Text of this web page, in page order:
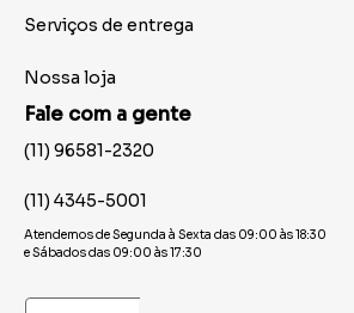
Serviços de entrega
Nossa loja
Fale com a gente
(11) 96581-2320
(11) 4345-5001
Atendemos de Segunda à Sexta das 09:00 às 18:30
e Sábados das 09:00 às 17:30